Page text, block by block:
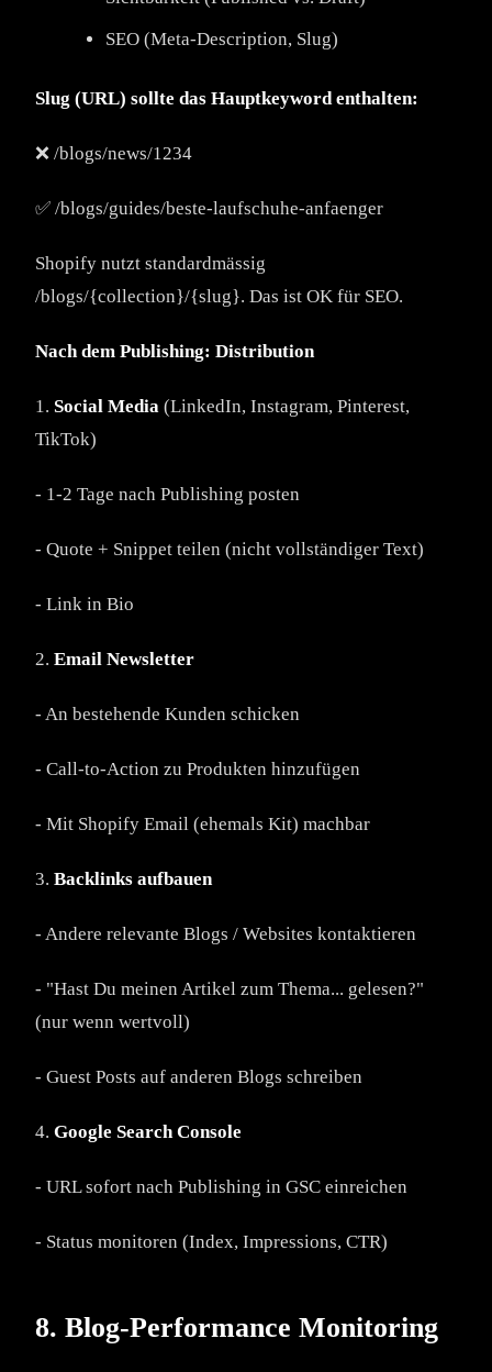
SEO (Meta-Description, Slug)
Slug (URL) sollte das Hauptkeyword enthalten:
❌ /blogs/news/1234
✅ /blogs/guides/beste-laufschuhe-anfaenger
Shopify nutzt standardmässig
/blogs/{collection}/{slug}. Das ist OK für SEO.
Nach dem Publishing: Distribution
1. Social Media (LinkedIn, Instagram, Pinterest,
TikTok)
- 1-2 Tage nach Publishing posten
- Quote + Snippet teilen (nicht vollständiger Text)
- Link in Bio
2. Email Newsletter
- An bestehende Kunden schicken
- Call-to-Action zu Produkten hinzufügen
- Mit Shopify Email (ehemals Kit) machbar
3. Backlinks aufbauen
- Andere relevante Blogs / Websites kontaktieren
- "Hast Du meinen Artikel zum Thema... gelesen?"
(nur wenn wertvoll)
- Guest Posts auf anderen Blogs schreiben
4. Google Search Console
- URL sofort nach Publishing in GSC einreichen
- Status monitoren (Index, Impressions, CTR)
8. Blog-Performance Monitoring